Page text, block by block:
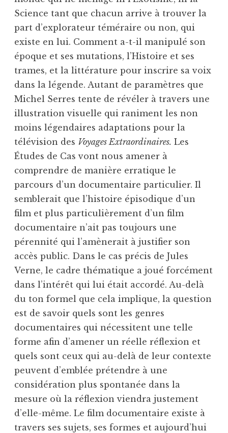
Science tant que chacun arrive à trouver la
part d’explorateur téméraire ou non, qui
existe en lui. Comment a-t-il manipulé son
époque et ses mutations, l’Histoire et ses
trames, et la littérature pour inscrire sa voix
dans la légende. Autant de paramètres que
Michel Serres tente de révéler à travers une
illustration visuelle qui raniment les non
moins légendaires adaptations pour la
télévision des Voyages Extraordinaires. Les
Études de Cas vont nous amener à
comprendre de manière erratique le
parcours d’un documentaire particulier. Il
semblerait que l’histoire épisodique d’un
film et plus particulièrement d’un film
documentaire n’ait pas toujours une
pérennité qui l’amènerait à justifier son
accès public. Dans le cas précis de Jules
Verne, le cadre thématique a joué forcément
dans l’intérêt qui lui était accordé. Au-delà
du ton formel que cela implique, la question
est de savoir quels sont les genres
documentaires qui nécessitent une telle
forme afin d’amener un réelle réflexion et
quels sont ceux qui au-delà de leur contexte
peuvent d’emblée prétendre à une
considération plus spontanée dans la
mesure où la réflexion viendra justement
d’elle-même. Le film documentaire existe à
travers ses sujets, ses formes et aujourd’hui